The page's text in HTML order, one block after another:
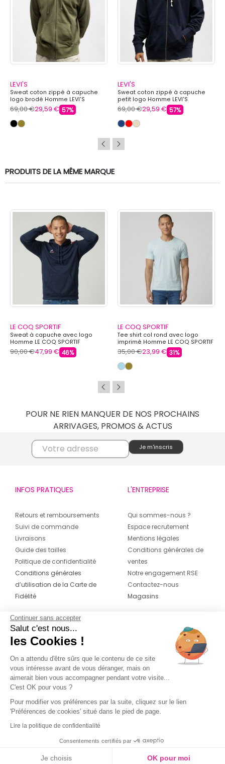
LEVI'S
Sweat coton zippé à capuche
logo brodé Homme LEVI'S
69,00 €29,59 € 57%
LEVI'S
Sweat coton zippé à capuche
petit logo Homme LEVI'S
69,00 €29,59 € 57%
PRODUITS DE LA MÊME MARQUE
LE COQ SPORTIF
Sweat à capuche avec logo
Homme LE COQ SPORTIF
90,00 €47,99 € 46%
LE COQ SPORTIF
Tee shirt col rond avec logo
imprimé Homme LE COQ SPORTIF
35,00 €23,99 € 31%
POUR NE RIEN MANQUER DE NOS PROCHAINS
ARRIVAGES, PROMOS & ACTUS
INFOS PRATIQUES
Retours et remboursements
Suivi de commande
Livraisons
Guide des tailles
Politique de confidentialité
Conditions générales
d’utilisation de la Carte de
Fidélité
L'ENTREPRISE
Qui sommes-nous ?
Espace recrutement
Mentions légales
Conditions générales de
ventes
Notre engagement RSE
Contactez-nous
Magasins
CONTACT
04 42 20 78 42
Du lundi au jeudi de 8h30 à 16h30 & le
vendredi de 8h30 à 15h30
Continuer sans accepter
Salut c'est nous...
les Cookies !
On a attendu d'être sûrs que le contenu de ce site
vous intéresse avant de vous déranger, mais on
aimerait bien vous accompagner pendant votre visite...
C'est OK pour vous ?
Pour modifier vos préférences par la suite, cliquez sur le lien
'Préférences de cookies' situé dans le pied de page.
Lire la politique de confidentialité
Consentements certifiés par
Je choisis OK pour moi